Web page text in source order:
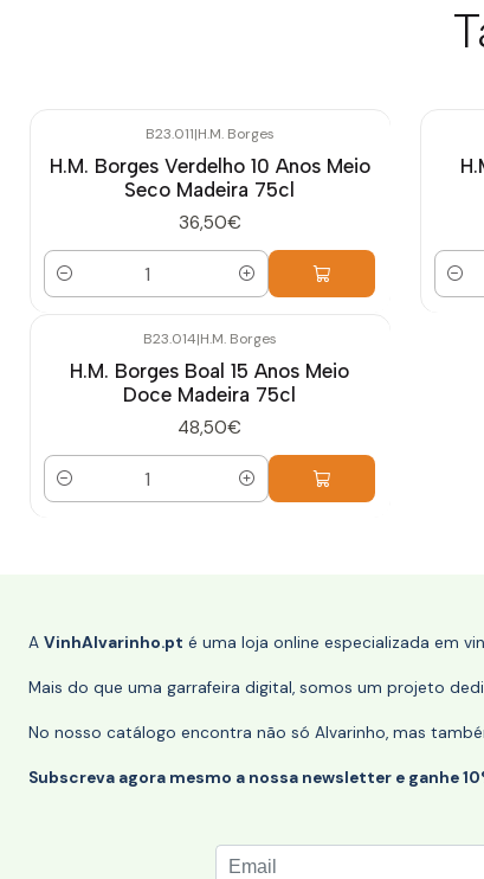
B23.011|H.M. Borges
H.M. Borges Verdelho 10 Anos Meio
Seco Madeira 75cl
36,50€
Quantidade
B23.014|H.M. Borges
H.M. Borges Boal 15 Anos Meio
Doce Madeira 75cl
48,50€
Quantidade
A VinhAlvarinho.pt é uma loja online especializada em
Mais do que uma garrafeira digital, somos um projeto
No nosso catálogo encontra não só Alvarinho, mas
Subscreva agora mesmo a nossa newsletter e ganhe